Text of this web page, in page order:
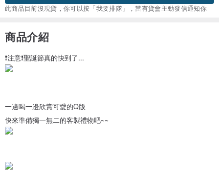
此商品目前沒現貨，你可以按「我要排隊」，當有貨會主動發信通知你
商品介紹
❗️注意❗️聖誕節真的快到了...
一邊喝一邊欣賞可愛的Q版
快來準備獨一無二的客製禮物吧~~